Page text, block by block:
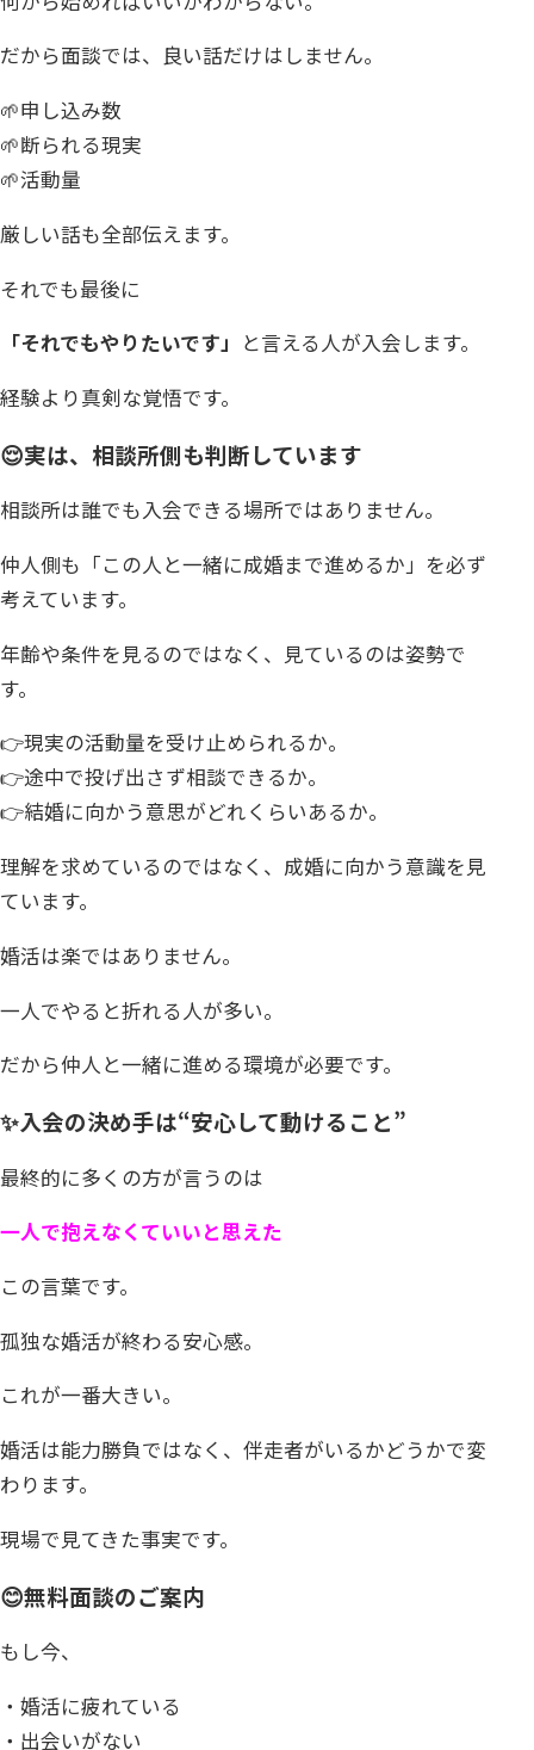
だから面談では、良い話だけはしません。
🌱申し込み数
🌱断られる現実
🌱活動量
厳しい話も全部伝えます。
それでも最後に
「それでもやりたいです」 と言える人が入会します。
経験より真剣な覚悟です。
😌実は、相談所側も判断しています
相談所は誰でも入会できる場所ではありません。
仲人側も「この人と一緒に成婚まで進めるか」を必ず
考えています。
年齢や条件を見るのではなく、見ているのは姿勢で
す。
👉現実の活動量を受け止められるか。
👉途中で投げ出さず相談できるか。
👉結婚に向かう意思がどれくらいあるか。
理解を求めているのではなく、成婚に向かう意識を見
ています。
婚活は楽ではありません。
一人でやると折れる人が多い。
だから仲人と一緒に進める環境が必要です。
✨入会の決め手は“安心して動けること”
最終的に多くの方が言うのは
一人で抱えなくていいと思えた
この言葉です。
孤独な婚活が終わる安心感。
これが一番大きい。
婚活は能力勝負ではなく、伴走者がいるかどうかで変
わります。
現場で見てきた事実です。
😊無料面談のご案内
もし今、
・婚活に疲れている
・出会いがない